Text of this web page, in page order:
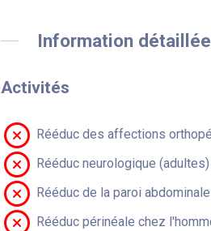
Information détaillée
Activités
Rééduc des affections
Rééduc neurologique (adultes)
Rééduc de la paroi
Rééduc périnéale chez